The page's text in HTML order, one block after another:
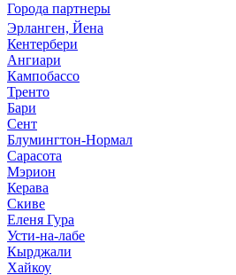
Города партнеры
Эрланген, Йена
Кентербери
Ангиари
Кампобассо
Тренто
Бари
Сент
Блумингтон-Нормал
Сарасота
Мэрион
Керава
Скиве
Еленя Гура
Усти-на-лабе
Кырджали
Хайкоу